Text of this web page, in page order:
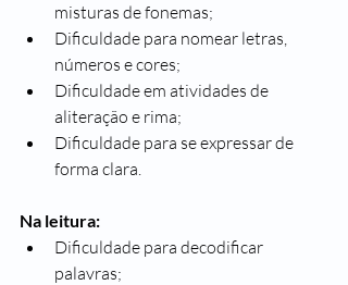
misturas de fonemas;
Dificuldade para nomear letras,
números e cores;
Dificuldade em atividades de
aliteração e rima;
Dificuldade para se expressar de
forma clara.
Na leitura:
Dificuldade para decodificar
palavras;